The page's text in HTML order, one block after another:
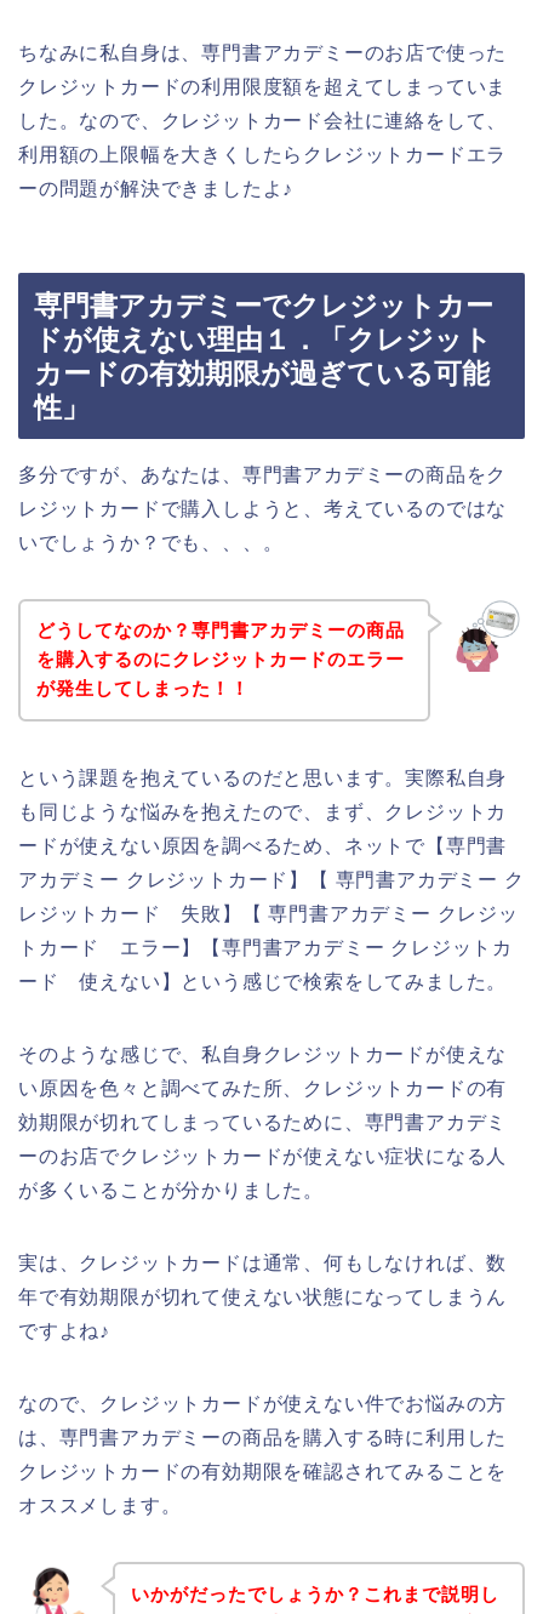
ちなみに私自身は、専門書アカデミーのお店で使った
クレジットカードの利用限度額を超えてしまっていま
した。なので、クレジットカード会社に連絡をして、
利用額の上限幅を大きくしたらクレジットカードエラ
ーの問題が解決できましたよ♪
専門書アカデミーでクレジットカー
ドが使えない理由１．「クレジット
カードの有効期限が過ぎている可能
性」
多分ですが、あなたは、専門書アカデミーの商品をク
レジットカードで購入しようと、考えているのではな
いでしょうか？でも、、、。
どうしてなのか？専門書アカデミーの商品
を購入するのにクレジットカードのエラー
が発生してしまった！！
という課題を抱えているのだと思います。実際私自身
も同じような悩みを抱えたので、まず、クレジットカ
ードが使えない原因を調べるため、ネットで【専門書
アカデミー クレジットカード】【 専門書アカデミー ク
レジットカード 失敗】【 専門書アカデミー クレジッ
トカード エラー】【専門書アカデミー クレジットカ
ード 使えない】という感じで検索をしてみました。
そのような感じで、私自身クレジットカードが使えな
い原因を色々と調べてみた所、クレジットカードの有
効期限が切れてしまっているために、専門書アカデミ
ーのお店でクレジットカードが使えない症状になる人
が多くいることが分かりました。
実は、クレジットカードは通常、何もしなければ、数
年で有効期限が切れて使えない状態になってしまうん
ですよね♪
なので、クレジットカードが使えない件でお悩みの方
は、専門書アカデミーの商品を購入する時に利用した
クレジットカードの有効期限を確認されてみることを
オススメします。
いかがだったでしょうか？これまで説明し